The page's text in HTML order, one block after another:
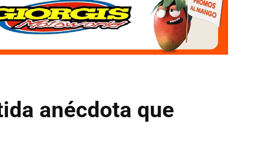
anécdota que